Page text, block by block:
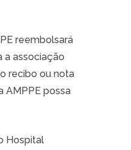
reembolsará
a associação
recibo ou nota
AMPPE possa
Hospital